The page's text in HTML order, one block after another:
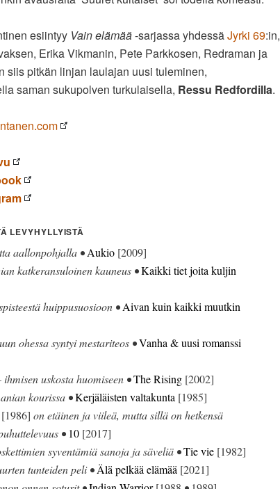
esiintyy Vain elämää-sarjassa yhdessäJyrki 69:in,
Erika Vikmanin, Pete Parkkosen, Redraman ja
siis pitkän linjan laulajan uusi tuleminen,
saman sukupolven turkulaisella, Ressu Redfordilla.
LEVYHYLLYISTÄ
aallonpohjalla •Aukio [2009]
katkeransuloinen kauneus •Kaikki tiet joita kuljin
huippusuosioon •Aivan kuin kaikki muutkin
ohessa syntyi mestariteos •Vanha & uusi romanssi
ihmisen uskosta huomiseen •The Rising [2002]
kourissa •Kerjäläisten valtakunta [1985]
[1986] on etäinen ja viileä, mutta sillä on hetkensä
• 10 [2017]
syventämiä sanoja ja säveliä •Tie vie [1982]
tunteiden peli •Älä pelkää elämää [2021]